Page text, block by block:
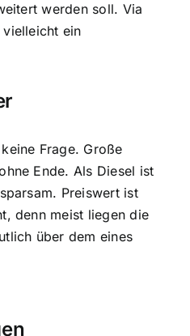
werden soll. Via
ein
Frage. Große
Ende. Als Diesel ist
Preiswert ist
denn meist liegen die
über dem eines